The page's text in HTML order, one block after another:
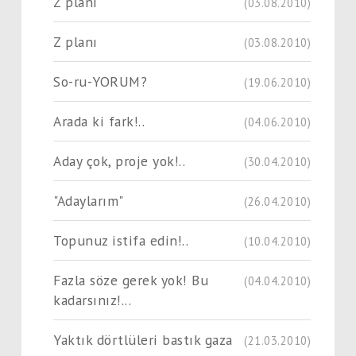
Z planı (03.08.2010)
So-ru-YORUM? (19.06.2010)
Arada ki fark!.. (04.06.2010)
Aday çok, proje yok!.. (30.04.2010)
"Adaylarım" (26.04.2010)
Topunuz istifa edin!.. (10.04.2010)
Fazla söze gerek yok! Bu
kadarsınız!...
(04.04.2010)
Yaktık dörtlüleri bastık gaza (21.03.2010)